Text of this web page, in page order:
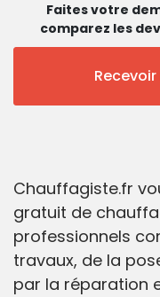
Faites votre
comparez les
Chauffagiste.fr
gratuit de
professionnels
travaux, de la
par la réparation